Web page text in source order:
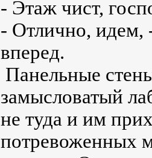
- Этаж чист,
- Отлично, идем,
вперед.
Панельные
замысловатый
не туда и им
потревоженных